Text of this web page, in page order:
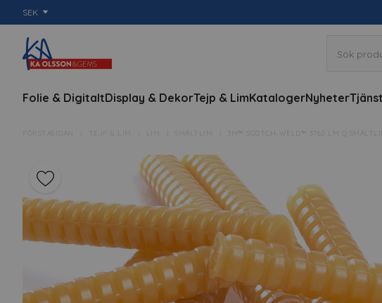
SEK
Folie & DigitaltDisplay & DekorTejp & LimKatalogerNyheter
FÖRSTASIDAN TEJP & LIM SMÄLTLIM 3M™ SCOTCH-WELD™ 3762 LM Q SMÄLTLIM